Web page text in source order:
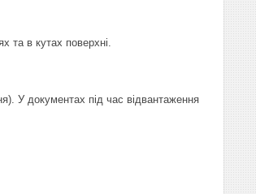
та в кутах поверхні.
У документах під час відвантаження